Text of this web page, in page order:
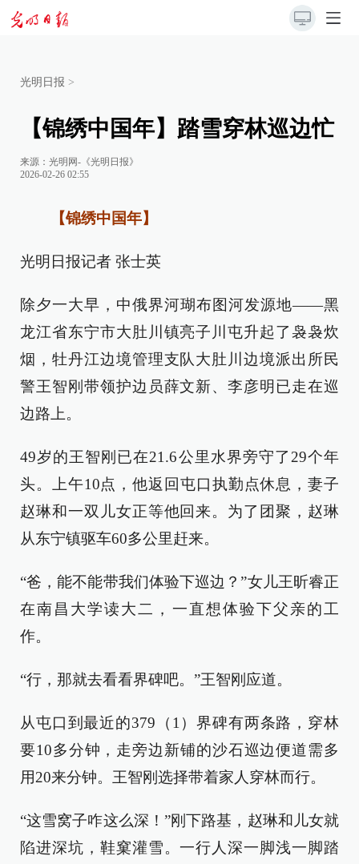
光明日报 >
【锦绣中国年】踏雪穿林巡边忙
来源： 光明网-《光明日报》
2026-02-26 02:55
【锦绣中国年】
光明日报记者 张士英
除夕一大早，中俄界河瑚布图河发源地——黑
龙江省东宁市大肚川镇亮子川屯升起了袅袅炊
烟，牡丹江边境管理支队大肚川边境派出所民
警王智刚带领护边员薛文新、李彦明已走在巡
边路上。
49岁的王智刚已在21.6公里水界旁守了29个年
头。上午10点，他返回屯口执勤点休息，妻子
赵琳和一双儿女正等他回来。为了团聚，赵琳
从东宁镇驱车60多公里赶来。
“爸，能不能带我们体验下巡边？”女儿王昕睿正
在南昌大学读大二，一直想体验下父亲的工
作。
“行，那就去看看界碑吧。”王智刚应道。
从屯口到最近的379（1）界碑有两条路，穿林
要10多分钟，走旁边新铺的沙石巡边便道需多
用20来分钟。王智刚选择带着家人穿林而行。
“这雪窝子咋这么深！”刚下路基，赵琳和儿女就
陷进深坑，鞋窠灌雪。一行人深一脚浅一脚踏